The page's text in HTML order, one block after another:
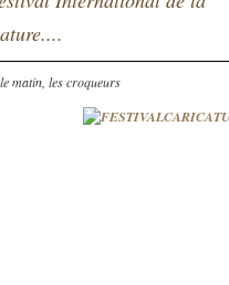
matin, les croqueurs